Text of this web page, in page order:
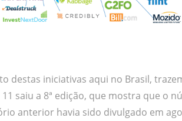
destas iniciativas aqui no Brasil,
saiu a 8ª edição, que mostra que o
anterior havia sido divulgado em